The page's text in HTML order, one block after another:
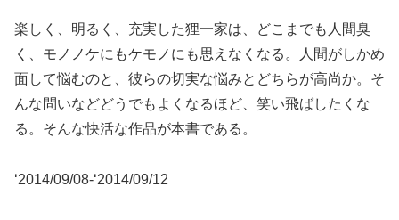
楽しく、明るく、充実した狸一家は、どこまでも人間臭
く、モノノケにもケモノにも思えなくなる。人間がしかめ
面して悩むのと、彼らの切実な悩みとどちらが高尚か。そ
んな問いなどどうでもよくなるほど、笑い飛ばしたくな
る。そんな快活な作品が本書である。
‘2014/09/08-‘2014/09/12